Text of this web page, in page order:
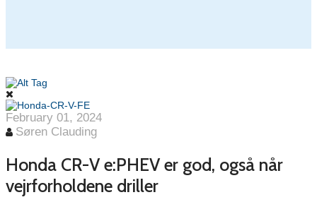
February 01, 2024
Søren Clauding
Honda CR-V e:PHEV er god, også når
vejrforholdene driller